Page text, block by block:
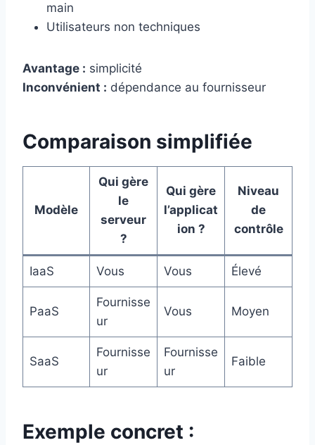
main
Utilisateurs non techniques
Avantage : simplicité
Inconvénient : dépendance au fournisseur
Comparaison simplifiée
Modèle
Qui gère
le
serveur
?
Qui gère
l’applicat
ion ?
Niveau
de
contrôle
IaaS Vous Vous Élevé
PaaS
Fournisse
ur
Vous Moyen
SaaS
Fournisse
ur
Fournisse
ur
Faible
Exemple concret :